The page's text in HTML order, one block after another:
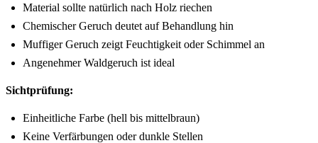
Material sollte natürlich nach Holz riechen
Chemischer Geruch deutet auf Behandlung hin
Muffiger Geruch zeigt Feuchtigkeit oder Schimmel an
Angenehmer Waldgeruch ist ideal
Sichtprüfung:
Einheitliche Farbe (hell bis mittelbraun)
Keine Verfärbungen oder dunkle Stellen